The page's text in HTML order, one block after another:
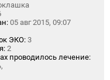
05 авг 2015, 09:07
ЭКО: 3
2
проводилось лечение: